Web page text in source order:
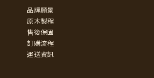
品牌願景
原木製程
售後保固
訂購流程
運送資訊